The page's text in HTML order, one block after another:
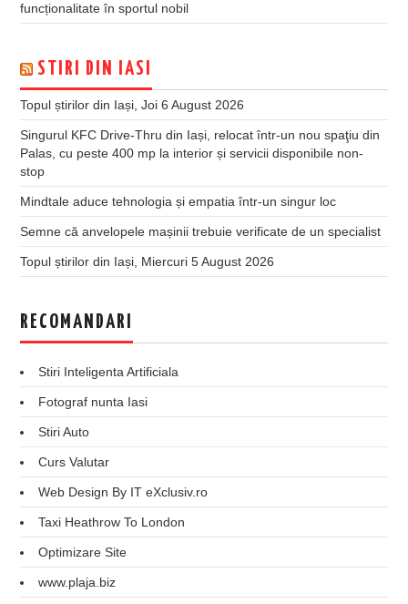
funcționalitate în sportul nobil
STIRI DIN IASI
Topul știrilor din Iași, Joi 6 August 2026
Singurul KFC Drive-Thru din Iași, relocat într-un nou spaţiu din
Palas, cu peste 400 mp la interior și servicii disponibile non-
stop
Mindtale aduce tehnologia și empatia într-un singur loc
Semne că anvelopele mașinii trebuie verificate de un specialist
Topul știrilor din Iași, Miercuri 5 August 2026
RECOMANDARI
Stiri Inteligenta Artificiala
Fotograf nunta Iasi
Stiri Auto
Curs Valutar
Web Design By IT eXclusiv.ro
Taxi Heathrow To London
Optimizare Site
www.plaja.biz